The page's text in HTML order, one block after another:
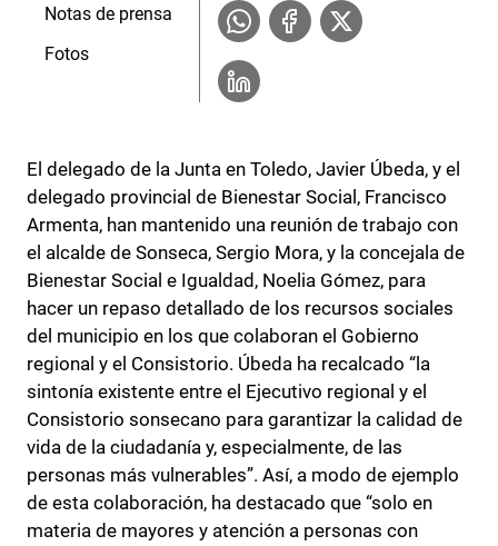
El delegado de la Junta en Toledo, Javier Úbeda, y el
delegado provincial de Bienestar Social, Francisco
Armenta, han mantenido una reunión de trabajo con
el alcalde de Sonseca, Sergio Mora, y la concejala de
Bienestar Social e Igualdad, Noelia Gómez, para
hacer un repaso detallado de los recursos sociales
del municipio en los que colaboran el Gobierno
regional y el Consistorio. Úbeda ha recalcado “la
sintonía existente entre el Ejecutivo regional y el
Consistorio sonsecano para garantizar la calidad de
vida de la ciudadanía y, especialmente, de las
personas más vulnerables”. Así, a modo de ejemplo
de esta colaboración, ha destacado que “solo en
materia de mayores y atención a personas con
Notas de prensa
Fotos